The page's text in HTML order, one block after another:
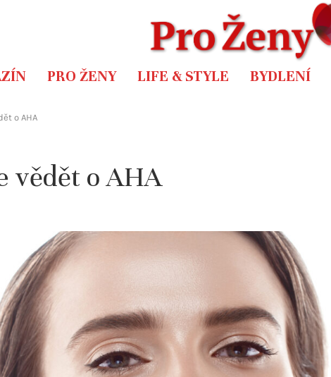
PRO ŽENY LIFE & STYLE BYDLENÍ
o AHA
vědět o AHA